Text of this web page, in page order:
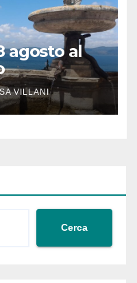
agosto al
VILLANI
Cerca